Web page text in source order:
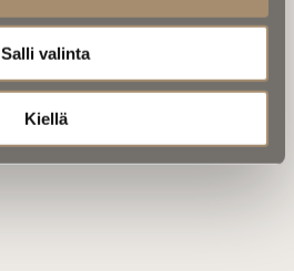
Salli valinta
Kiellä